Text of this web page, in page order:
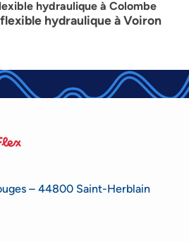
hydraulique à Colombe
hydraulique à Voiron
– 44800 Saint-Herblain